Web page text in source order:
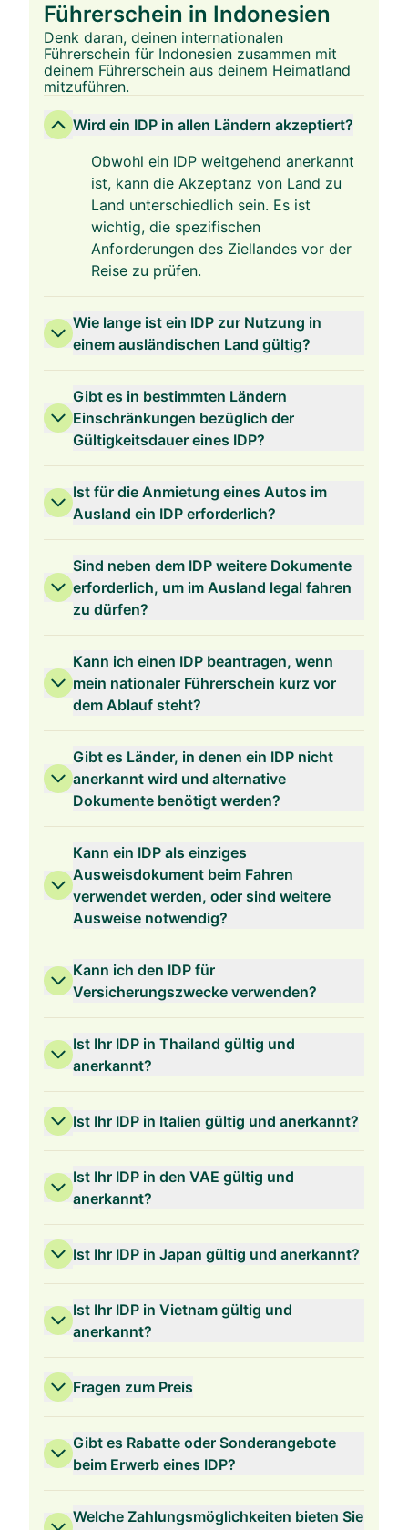
Führerschein in Indonesien
Denk daran, deinen internationalen
Führerschein für Indonesien zusammen mit
deinem Führerschein aus deinem Heimatland
mitzuführen.
Wird ein IDP in allen Ländern akzeptiert?
Obwohl ein IDP weitgehend anerkannt
ist, kann die Akzeptanz von Land zu
Land unterschiedlich sein. Es ist
wichtig, die spezifischen
Anforderungen des Ziellandes vor der
Reise zu prüfen.
Wie lange ist ein IDP zur Nutzung in
einem ausländischen Land gültig?
Gibt es in bestimmten Ländern
Einschränkungen bezüglich der
Gültigkeitsdauer eines IDP?
Ist für die Anmietung eines Autos im
Ausland ein IDP erforderlich?
Sind neben dem IDP weitere Dokumente
erforderlich, um im Ausland legal fahren
zu dürfen?
Kann ich einen IDP beantragen, wenn
mein nationaler Führerschein kurz vor
dem Ablauf steht?
Gibt es Länder, in denen ein IDP nicht
anerkannt wird und alternative
Dokumente benötigt werden?
Kann ein IDP als einziges
Ausweisdokument beim Fahren
verwendet werden, oder sind weitere
Ausweise notwendig?
Kann ich den IDP für
Versicherungszwecke verwenden?
Ist Ihr IDP in Thailand gültig und
anerkannt?
Ist Ihr IDP in Italien gültig und anerkannt?
Ist Ihr IDP in den VAE gültig und
anerkannt?
Ist Ihr IDP in Japan gültig und anerkannt?
Ist Ihr IDP in Vietnam gültig und
anerkannt?
Fragen zum Preis
3 Jahre Gültigkeit
Gibt es Rabatte oder Sonderangebote
beim Erwerb eines IDP?
Welche Zahlungsmöglichkeiten bieten Sie